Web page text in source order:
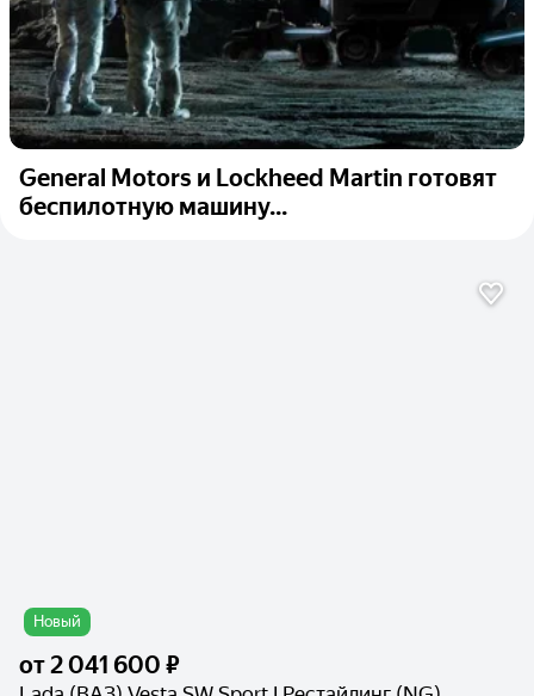
General Motors и Lockheed Martin готовят
беспилотную машину...
Новый
от2 041 600 ₽